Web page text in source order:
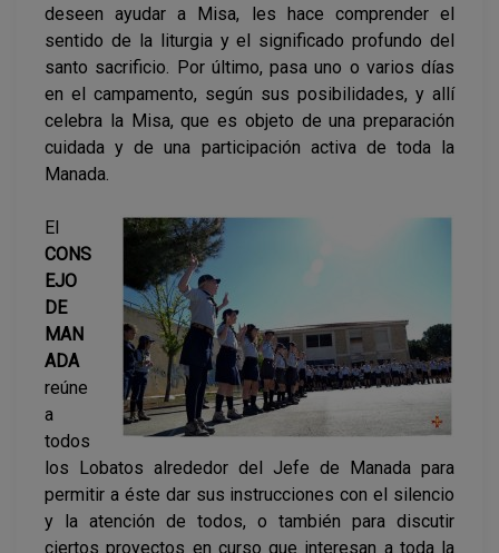
deseen ayudar a Misa, les hace comprender el
sentido de la liturgia y el significado profundo del
santo sacrificio. Por último, pasa uno o varios días
en el campamento, según sus posibilidades, y allí
celebra la Misa, que es objeto de una preparación
cuidada y de una participación activa de toda la
Manada.
El
CONS
EJO
DE
MAN
ADA
reúne
a
todos
los Lobatos alrededor del Jefe de Manada para
permitir a éste dar sus instrucciones con el silencio
y la atención de todos, o también para discutir
ciertos proyectos en curso que interesan a toda la